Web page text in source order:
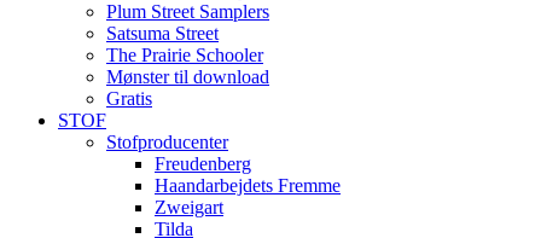
Plum Street Samplers
Satsuma Street
The Prairie Schooler
Mønster til download
Gratis
STOF
Stofproducenter
Freudenberg
Haandarbejdets Fremme
Zweigart
Tilda